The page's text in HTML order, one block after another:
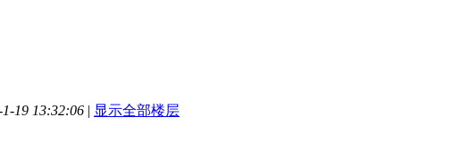
19 13:32:06 | 显示全部楼层